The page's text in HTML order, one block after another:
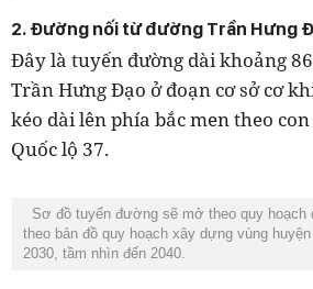
2. Đường nối từ đường Trần Hưng
Đây là tuyến đường dài khoảng
Trần Hưng Đạo ở đoạn cơ sở cơ
kéo dài lên phía bắc men theo
Quốc lộ 37.
Sơ đồ tuyến đường sẽ mở theo quy hoạch
theo bản đồ quy hoạch xây dựng vùng
2030, tầm nhìn đến 2040.